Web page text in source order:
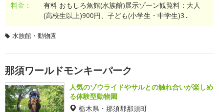
料金：
有料 おもしろ魚館(水族館)展示ゾーン観覧料：大人
(高校生以上)900円、子ども(小学生・中学生)3...
水族館・動物園
那須ワールドモンキーパーク
人気のゾウライドやサルとの触れ合いが楽しめ
る体験型動物園
栃木県・那須郡那須町